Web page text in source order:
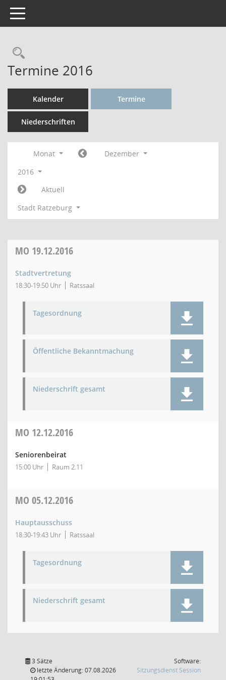
Toggle navigation
Rechercheauswahl
Termine 2016
Kalender Termine
Niederschriften
Monat
Dezember
2016
Aktuell
Stadt Ratzeburg
MO 19.12.2016
Stadtvertretung
18:30-19:50 Uhr Ratssaal
Tagesordnung
Öffentliche Bekanntmachung
Niederschrift gesamt
MO 12.12.2016
Seniorenbeirat
15:00 Uhr Raum 2.11
MO 05.12.2016
Hauptausschuss
18:30-19:43 Uhr Ratssaal
Tagesordnung
Niederschrift gesamt
3 Sätze
letzte Änderung: 07.08.2026
Software:
Sitzungsdienst Session(Wird in